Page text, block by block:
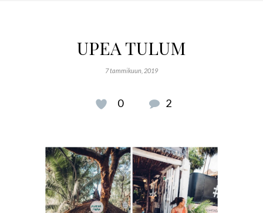
UPEA TULUM
7 tammikuun, 2019
0 2